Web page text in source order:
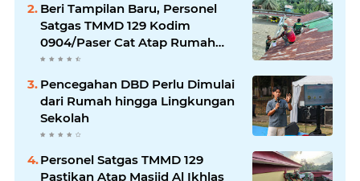
Beri Tampilan Baru, Personel
Satgas TMMD 129 Kodim
0904/Paser Cat Atap Rumah
Marbot
Pencegahan DBD Perlu Dimulai
dari Rumah hingga Lingkungan
Sekolah
Personel Satgas TMMD 129
Pastikan Atap Masjid Al Ikhlas